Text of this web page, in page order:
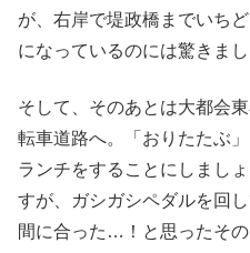
が、右岸で堤政橋までいち
になっているのには驚きま
そして、そのあとは大都会
転車道路へ。「おりたたぶ
ランチをすることにしまし
すが、ガシガシペダルを回
間に合った…！と思ったそ